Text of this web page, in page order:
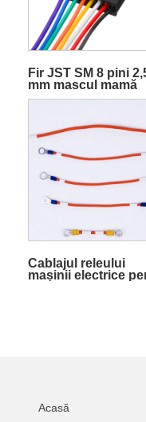
Fir JST SM 8 pini
mm mascul mamă
Cablajul releului
mașinii electrice
Acasă